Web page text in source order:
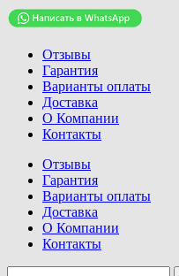
Отзывы
Гарантия
Варианты оплаты
Доставка
О Компании
Контакты
Отзывы
Гарантия
Варианты оплаты
Доставка
О Компании
Контакты